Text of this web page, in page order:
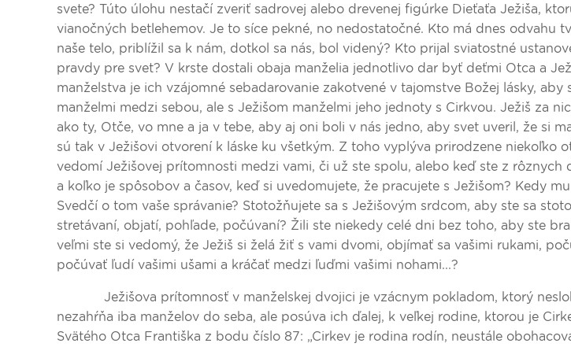
svete? Túto úlohu nestačí zveriť sadrovej alebo drevenej figúrke Dieťaťa Ježiša,
vianočných betlehemov. Je to síce pekné, no nedostatočné. Kto má dnes odvahu
naše telo, priblížil sa k nám, dotkol sa nás, bol videný? Kto prijal sviatostné
pravdy pre svet? V krste dostali obaja manželia jednotlivo dar byť deťmi Otca a
manželstva je ich vzájomné sebadarovanie zakotvené v tajomstve Božej lásky, aby
manželmi medzi sebou, ale s Ježišom manželmi jeho jednoty s Cirkvou. Ježiš za
ako ty, Otče, vo mne a ja v tebe, aby aj oni boli v nás jedno, aby svet uveril, že si
sú tak v Ježišovi otvorení k láske ku všetkým. Z toho vyplýva prirodzene niekoľko
vedomí Ježišovej prítomnosti medzi vami, či už ste spolu, alebo keď ste z
a koľko je spôsobov a časov, keď si uvedomujete, že pracujete s Ježišom? Kedy
Svedčí o tom vaše správanie? Stotožňujete sa s Ježišovým srdcom, aby ste sa
stretávaní, objatí, pohľade, počúvaní? Žili ste niekedy celé dni bez toho, aby ste
veľmi ste si vedomý, že Ježiš si želá žiť s vami dvomi, objímať sa vašimi rukami,
počúvať ľudí vašimi ušami a kráčať medzi ľuďmi vašimi nohami...?
Ježišova prítomnosť v manželskej dvojici je vzácnym pokladom, ktorý
nezahŕňa iba manželov do seba, ale posúva ich ďalej, k veľkej rodine, ktorou je
Svätého Otca Františka z bodu číslo 87: „Cirkev je rodina rodín, neustále